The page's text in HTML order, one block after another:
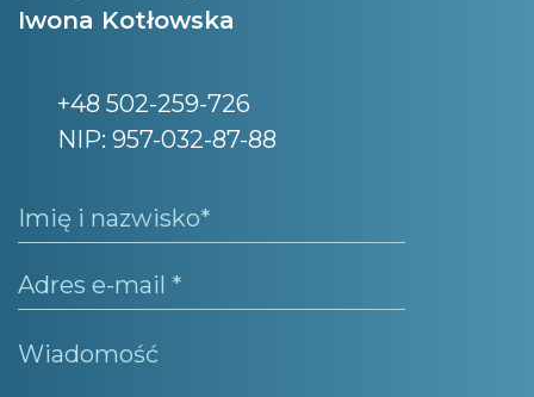
Iwona Kotłowska
+48 502-259-726
NIP: 957-032-87-88